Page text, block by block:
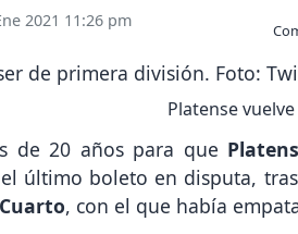
2021 11:26 pm
Platense
de 20 años para que
último boleto en disputa,
, con el que había